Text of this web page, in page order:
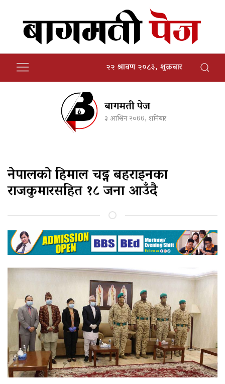
२२ श्रावण २०८३, शुक्रबार
बागमती पेज
३ आश्विन २०७७, शनिबार
नेपालको हिमाल चढ्न बहराइनका
राजकुमारसहित १८ जना आउँदै